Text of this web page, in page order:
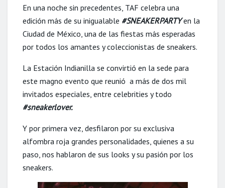
En una noche sin precedentes, TAF celebra una
edición más de su inigualable #SNEAKERPARTYen la
Ciudad de México, una de las fiestas más esperadas
por todos los amantes y coleccionistas de sneakers.
La Estación Indianilla se convirtió en la sede para
este magno evento que reunió a más de dos mil
invitados especiales, entre celebrities y todo
#sneakerlover.
Y por primera vez, desfilaron por su exclusiva
alfombra roja grandes personalidades, quienes a su
paso, nos hablaron de sus looks y su pasión por los
sneakers.